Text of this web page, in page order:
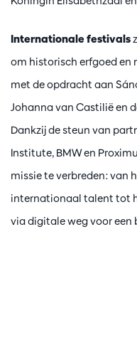
Internationale festivals
om historisch erfgoed en
met de opdracht aan
Johanna van Castilië en
Dankzij de steun van
Institute, BMW en
missie te verbreden: van
internationaal talent tot
via digitale weg voor een